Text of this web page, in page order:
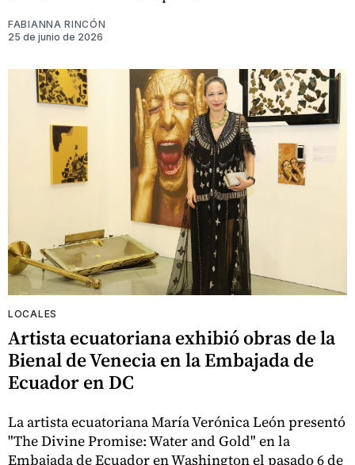
FABIANNA RINCÓN
25 de junio de 2026
LOCALES
Artista ecuatoriana exhibió obras de la
Bienal de Venecia en la Embajada de
Ecuador en DC
La artista ecuatoriana María Verónica León presentó
"The Divine Promise: Water and Gold" en la
Embajada de Ecuador en Washington el pasado 6 de